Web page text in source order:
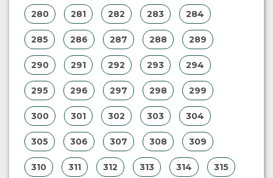
280 281 282 283 284
285 286 287 288 289
290 291 292 293 294
295 296 297 298 299
300 301 302 303 304
305 306 307 308 309
310 311 312 313 314 315